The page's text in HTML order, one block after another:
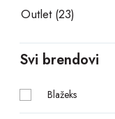
Poručite svoju
širom Srbije i
Outlet (23)
Svi brendovi
Blažeks